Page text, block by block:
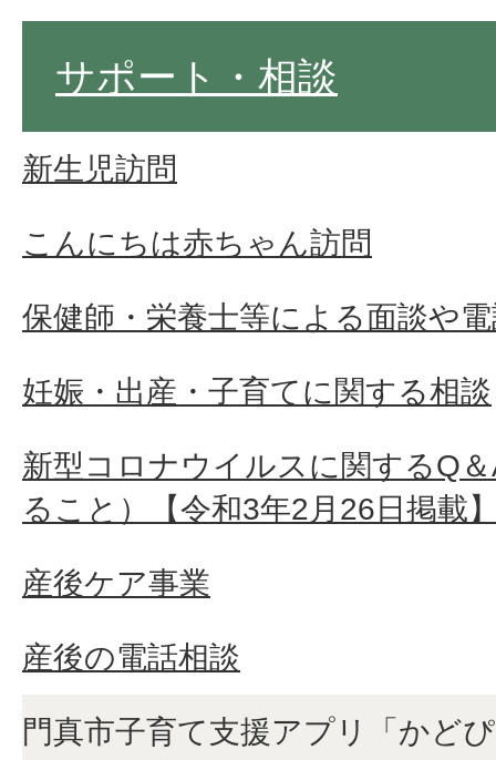
サポート・相談
新生児訪問
こんにちは赤ちゃん訪問
保健師・栄養士等による面談や
妊娠・出産・子育てに関する相談
新型コロナウイルスに関するQ
ること）【令和3年2月26日掲載
産後ケア事業
産後の電話相談
門真市子育て支援アプリ「かど